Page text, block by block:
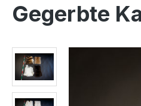
Gegerbte
Bildergalerie überspringen